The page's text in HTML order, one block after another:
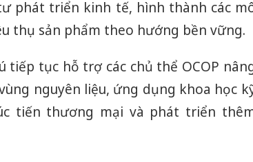
phát triển kinh tế, hình thành các
thụ sản phẩm theo hướng bền vững.
tục hỗ trợ các chủ thể OCOP
nguyên liệu, ứng dụng khoa học
tiến thương mại và phát triển